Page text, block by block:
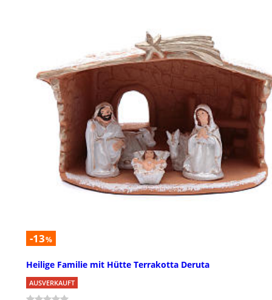
-13%
Heilige Familie mit Hütte Terrakotta Deruta
AUSVERKAUFT